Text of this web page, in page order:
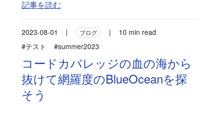
記事を読む
2023-08-01 | ブログ |
10 min read
#テスト
#summer2023
コードカバレッジの血の海から
抜けて網羅度のBlueOceanを探
そう